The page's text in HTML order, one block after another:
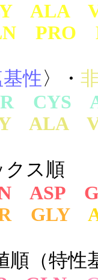
ALA
PRO
性〉・
CYS
ALA
クス順
ASP
GLY
順（特性